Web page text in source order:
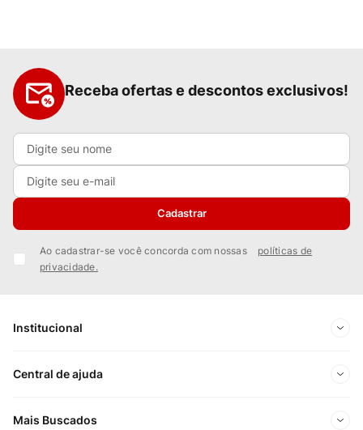
Receba ofertas e descontos exclusivos!
Cadastrar
Ao cadastrar-se você concorda com nossas
políticas de
privacidade.
Institucional
Sobre Nós
Central de ajuda
Minha conta
Mais Buscados